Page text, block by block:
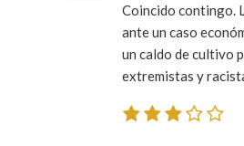
Coincido contingo.
ante un caso
un caldo de cultivo
extremistas y